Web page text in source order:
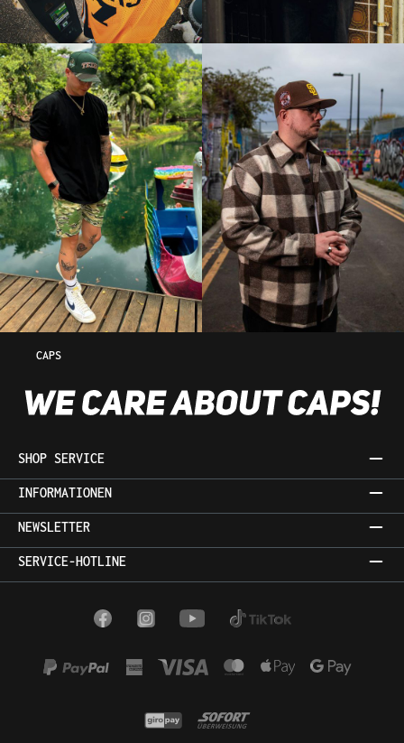
CAPS
SHOP SERVICE
INFORMATIONEN
NEWSLETTER
SERVICE-HOTLINE